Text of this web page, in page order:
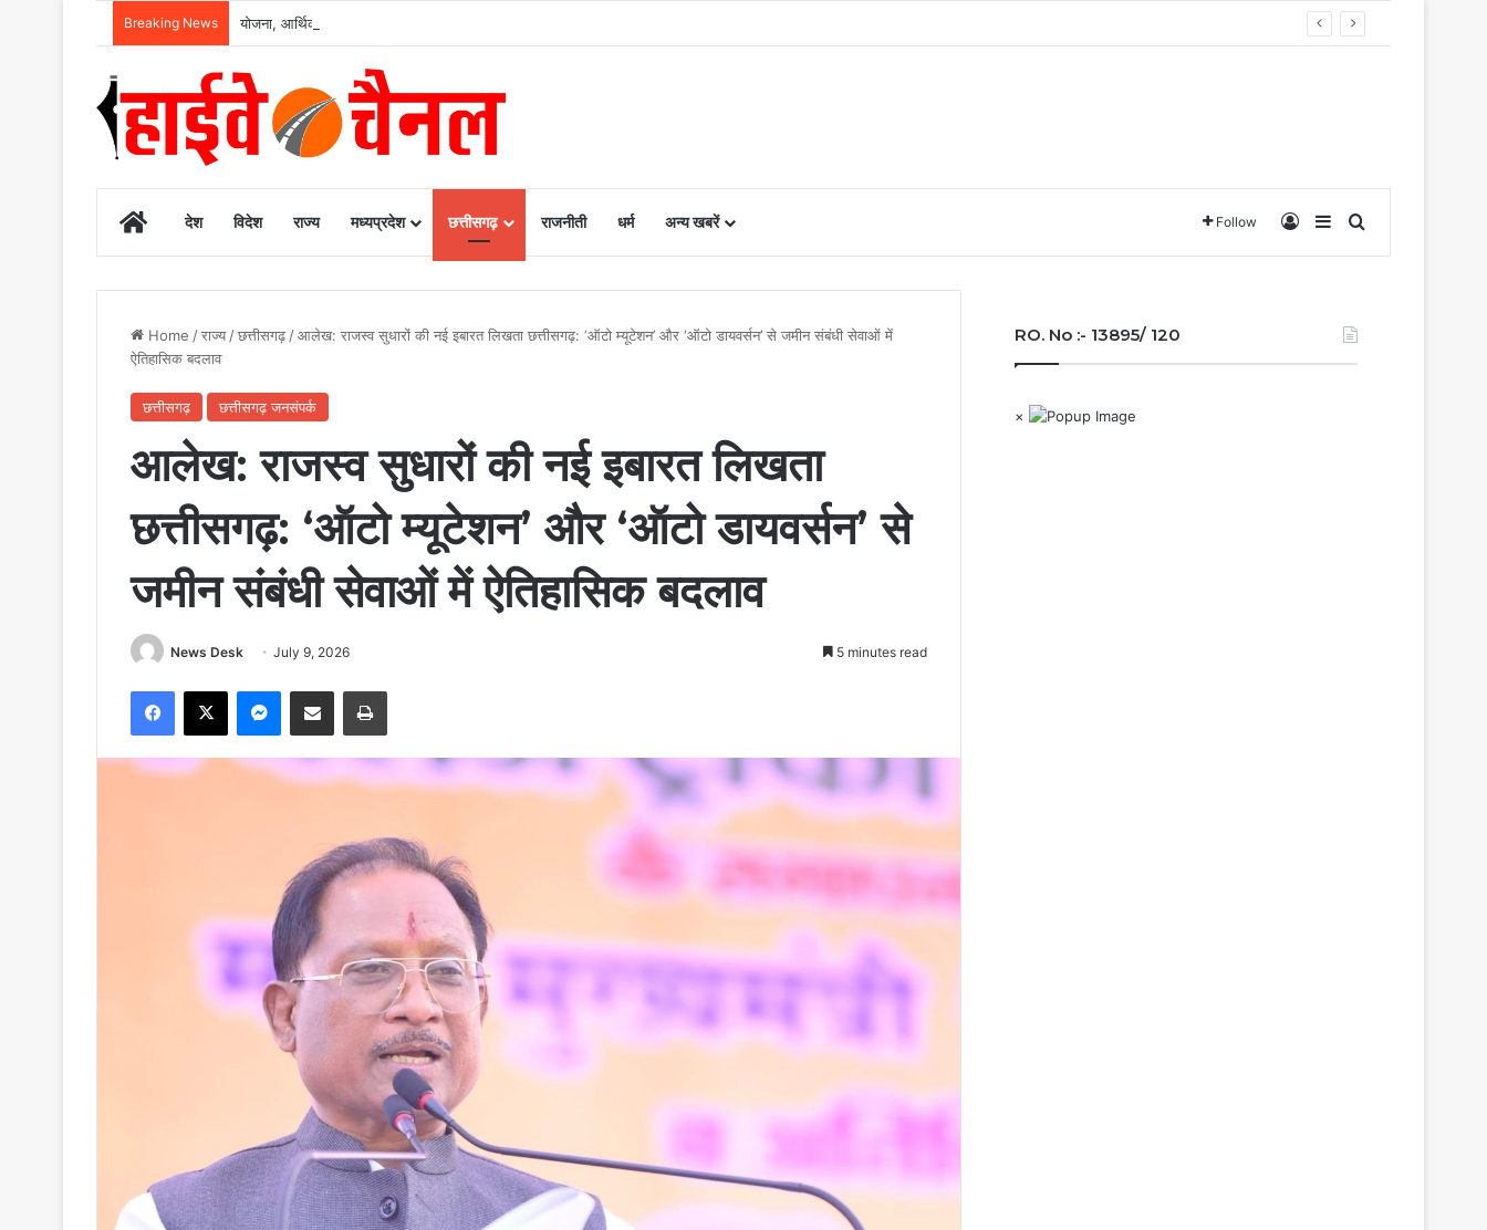
Breaking News योजना, आर्थिक एवं सांख्यिकी विभाग और आईआईएम रायपुर के बीच एमओयू सुशासन, नीति निर्माण और साक्ष्य-आधारित निर्णय प्रणाली को मिलेगा बढ़ावा….
Homeदेश विदेश राज्य मध्यप्रदेश छत्तीसगढ़ राजनीती धर्म अन्य खबरें Follow Log InSidebar
Home /राज्य /छत्तीसगढ़ /आलेख: ​राजस्व सुधारों की नई इबारत लिखता छत्तीसगढ़: ‘ऑटो म्यूटेशन’ और ‘ऑटो डायवर्सन’ से जमीन संबंधी सेवाओं में
ऐतिहासिक बदलाव
छत्तीसगढ़ छत्तीसगढ़ जनसंपर्क
आलेख: ​राजस्व सुधारों की नई इबारत लिखता
छत्तीसगढ़: ‘ऑटो म्यूटेशन’ और ‘ऑटो डायवर्सन’ से
जमीन संबंधी सेवाओं में ऐतिहासिक बदलाव
News Desk July 9, 2026 5 minutes read
Facebook
X Messenger
Share via Email Print
RO. No :- 13895/ 120
×